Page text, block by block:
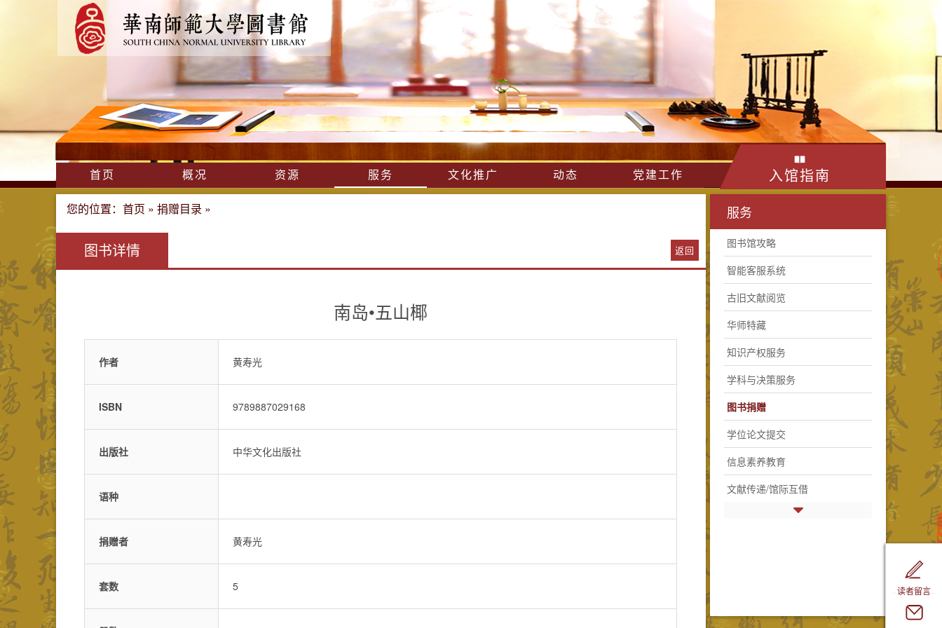
首页 概况 资源 服务 文化推广 动态 入馆指南
党建工作
您的位置： 首页 » 捐赠目录 »
图书详情 返回
南岛•五山椰
作者 黄寿光
ISBN 9789887029168
出版社 中华文化出版社
语种
捐赠者 黄寿光
套数 5
服务
图书馆攻略
智能客服系统
古旧文献阅览
华师特藏
知识产权服务
学科与决策服务
图书捐赠
学位论文提交
信息素养教育
文献传递/馆际互借
读者留言